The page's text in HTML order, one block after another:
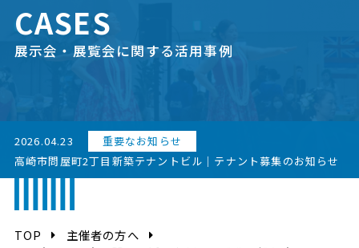
CASES
展示会・展覧会に関する活用事例
2026.04.23
重要なお知らせ
高崎市問屋町2丁目新築テナントビル｜テナント募集のお知らせ
TOP
主催者の方へ